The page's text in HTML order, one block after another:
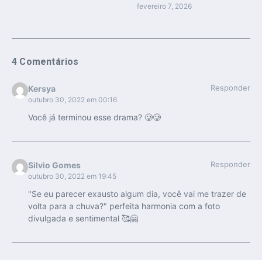
fevereiro 7, 2026
4 Comentários
Kersya
outubro 30, 2022 em 00:16
Responder
Você já terminou esse drama? 🥲🥲
Silvio Gomes
outubro 30, 2022 em 19:45
Responder
"Se eu parecer exausto algum dia, você vai me trazer de
volta para a chuva?" perfeita harmonia com a foto
divulgada e sentimental 🥰🤗